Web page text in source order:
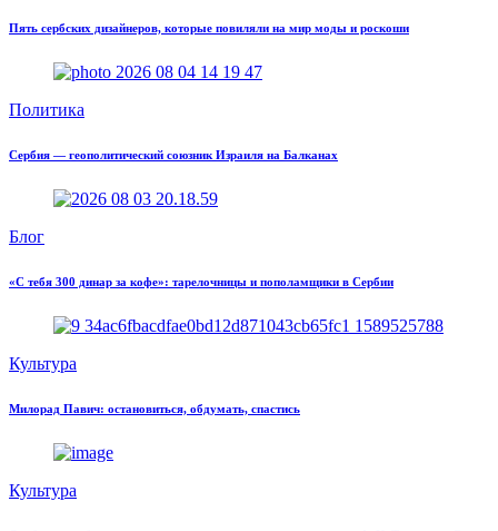
Пять сербских дизайнеров, которые повиляли на мир моды и роскоши
Политика
Сербия — геополитический союзник Израиля на Балканах
Блог
«С тебя 300 динар за кофе»: тарелочницы и пополамщики в Сербии
Культура
Милорад Павич: остановиться, обдумать, спастись
Культура